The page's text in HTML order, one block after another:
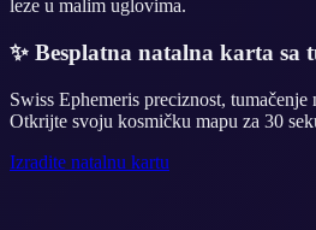
leze u malim uglovima.
✨ Besplatna natalna karta sa
Swiss Ephemeris preciznost, tumačenje
Otkrijte svoju kosmičku mapu za 30
Izradite natalnu kartu